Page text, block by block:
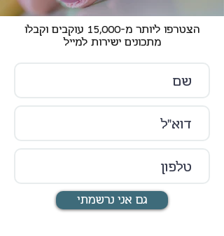
הצטרפו ליותר מ-15,000 עוקבים וקבלו
מתכונים ישירות למייל
גם אני נרשמתי